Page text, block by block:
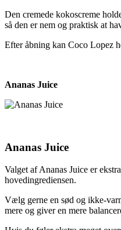
Den cremede kokoscreme
så den er nem og praktisk at
Efter åbning kan Coco Lopez
Ananas Juice
Ananas Juice
Valget af Ananas Juice er
hovedingrediensen.
Vælg gerne en sød og ikke-
mere og giver en mere